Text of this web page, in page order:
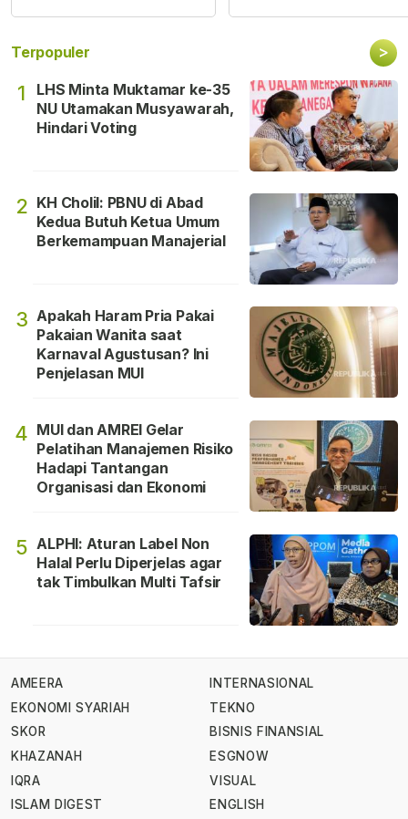
Terpopuler >
1
LHS Minta Muktamar ke-35
NU Utamakan Musyawarah,
Hindari Voting
2 KH Cholil: PBNU di Abad
Kedua Butuh Ketua Umum
Berkemampuan Manajerial
3 Apakah Haram Pria Pakai
Pakaian Wanita saat
Karnaval Agustusan? Ini
Penjelasan MUI
4 MUI dan AMREI Gelar
Pelatihan Manajemen Risiko
Hadapi Tantangan
Organisasi dan Ekonomi
5 ALPHI: Aturan Label Non
Halal Perlu Diperjelas agar
tak Timbulkan Multi Tafsir
AMEERA
EKONOMI SYARIAH
SKOR
KHAZANAH
IQRA
ISLAM DIGEST
INTERNASIONAL
TEKNO
BISNIS FINANSIAL
ESGNOW
VISUAL
ENGLISH